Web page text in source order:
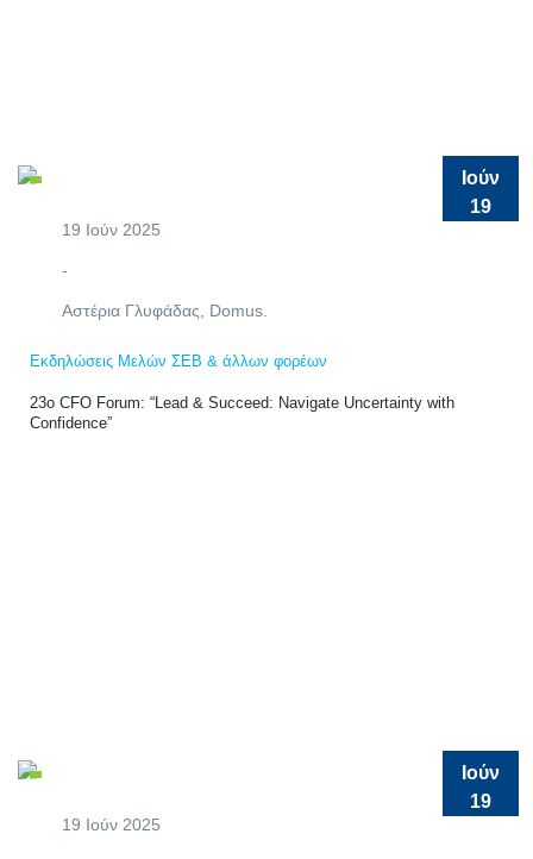
Ιούν
19
19 Ιούν 2025
-
Αστέρια Γλυφάδας, Domus.
Εκδηλώσεις Μελών ΣΕΒ & άλλων φορέων
23ο CFO Forum: “Lead & Succeed: Navigate Uncertainty with
Confidence”
Ιούν
19
19 Ιούν 2025